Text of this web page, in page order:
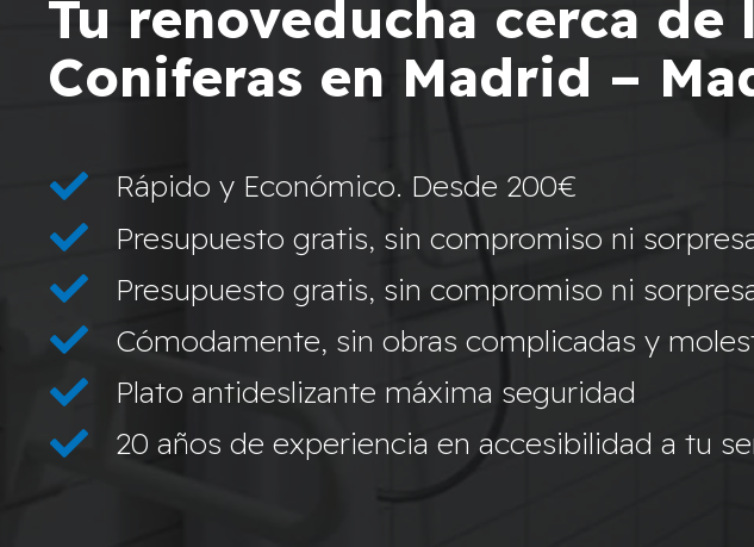
Tu renoveducha cerca de
Coniferas en Madrid –
Rápido y Económico. Desde 200€
Presupuesto gratis, sin compromiso ni
Presupuesto gratis, sin compromiso ni
Cómodamente, sin obras complicadas y
Plato antideslizante máxima seguridad
20 años de experiencia en accesibilidad a tu